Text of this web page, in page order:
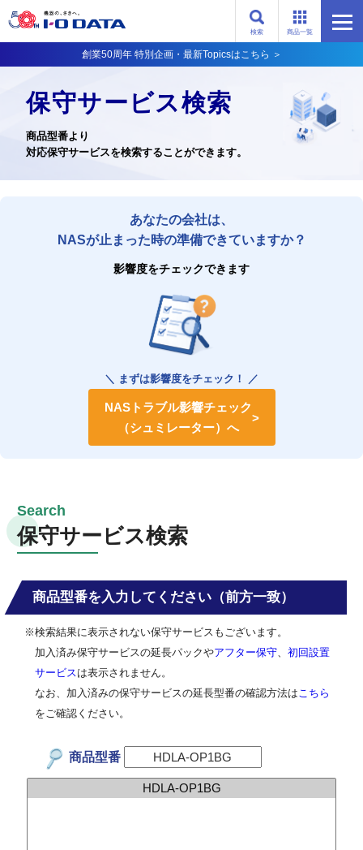
商品一覧
検索
創業50周年 特別企画・最新Topicsはこちら ＞
保守サービス検索
商品型番より
対応保守サービスを検索することができます。
あなたの会社は、
NASが止まった時の準備できていますか？
影響度をチェックできます
＼ まずは影響度をチェック！ ／
NASトラブル影響チェック
（シュミレーター）へ
保守サービス検索
商品型番を入力してください（前方一致）
※検索結果に表示されない保守サービスもございます。
加入済み保守サービスの延長パックやアフター保守
初回設置
サービス は表示されません。
なお、加入済みの保守サービスの延長型番の確認方法は こちら
をご確認ください。
商品型番